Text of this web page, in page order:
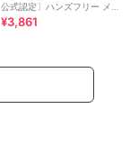
公式認定〕ハンズフリー メッ
シュニット スリッポン
¥3,861